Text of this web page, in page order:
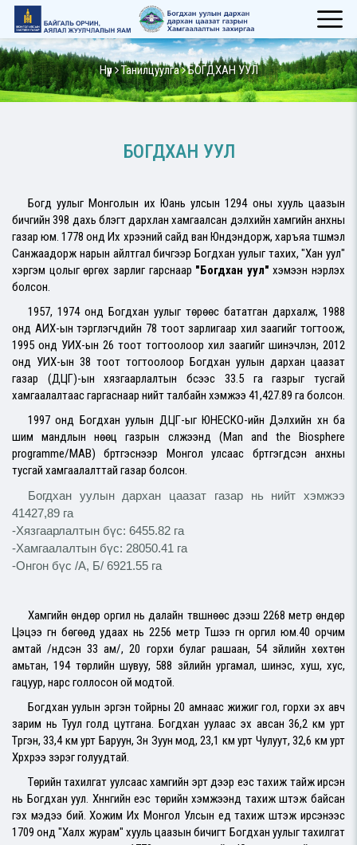
Нүүр Танилцуулга БОГДХАН УУЛ
БОГДХАН УУЛ
Богд уулыг Монголын их Юань улсын 1294 оны хууль цаазын
бичгийн 398 дахь бүлэгт дархлан хамгаалсан дэлхийн хамгийн анхны
газар юм. 1778 онд Их хүрээний сайд ван Юндэндорж, харъяа түшмэл
Санжаадорж нарын айлтгал бичгээр Богдхан уулыг тахих, "Хан уул"
хэргэм цолыг өргөх зарлиг гарснаар "Богдхан уул" хэмээн нэрлэх
болсон.
1957, 1974 онд Богдхан уулыг төрөөс бататган дархалж, 1988
онд АИХ-ын тэргүүлэгчдийн 78 тоот зарлигаар хил заагийг тогтоож,
1995 онд УИХ-ын 26 тоот тогтоолоор хил заагийг шинэчлэн, 2012
онд УИХ-ын 38 тоот тогтоолоор Богдхан уулын дархан цаазат
газар (ДЦГ)-ын хязгаарлалтын бүсээс 33.5 га газрыг тусгай
хамгаалалтаас гаргаснаар нийт талбайн хэмжээ 41,427.89 га болсон.
1997 онд Богдхан уулын ДЦГ-ыг ЮНЕСКО-ийн Дэлхийн хүн ба
шим мандлын нөөц газрын сүлжээнд (Man and the Biosphere
programme/MAB) бүртгэснээр Монгол улсаас бүртгэгдсэн анхны
тусгай хамгаалалттай газар болсон.
Богдхан уулын дархан цаазат газар нь нийт хэмжээ
41427,89 га
-Хязгаарлалтын бүс: 6455.82 га
-Хамгаалалтын бүс: 28050.41 га
-Онгон бүс /А, Б/ 6921.55 га
Хамгийн өндөр оргил нь далайн түвшнөөс дээш 2268 метр өндөр
Цэцээ гүн бөгөөд удаах нь 2256 метр Түшээ гүн оргил юм.40 орчим
амтай /үндсэн 33 ам/, 20 горхи булаг рашаан, 54 зүйлийн хөхтөн
амьтан, 194 төрлийн шувуу, 588 зүйлийн ургамал, шинэс, хуш, хус,
гацуур, нарс голлосон ой модтой.
Богдхан уулын эргэн тойрны 20 амнаас жижиг гол, горхи эх авч
зарим нь Туул голд цутгана.Богдхан уулаас эх авсан 36,2 км урт
Түргэн, 33,4 км урт Баруун, Зүүн Зуун мод, 23,1 км урт Чулуут, 32,6 км урт
Хүрхрээ зэрэг голуудтай.
Төрийн тахилгат уулсаас хамгийн эрт дээр үеэс тахиж тайж ирсэн
нь Богдхан уул. Хүннүгийн үеэс төрийн хэмжээнд тахиж шүтэж байсан
гэх мэдээ бий. Хожим Их Монгол Улсын үед тахиж шүтэж ирсэнээс
1709 онд "Халх журам" хууль цаазын бичигт Богдхан уулыг тахилгат